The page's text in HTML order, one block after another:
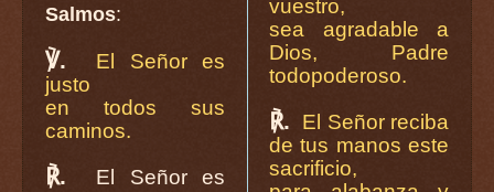
Salmos:
℣.
El Señor es
justo
en todos sus
caminos.
℟.
El Señor es
vuestro,
sea agradable a
Dios, Padre
todopoderoso.
℟.
El Señor reciba
de tus manos este
sacrificio,